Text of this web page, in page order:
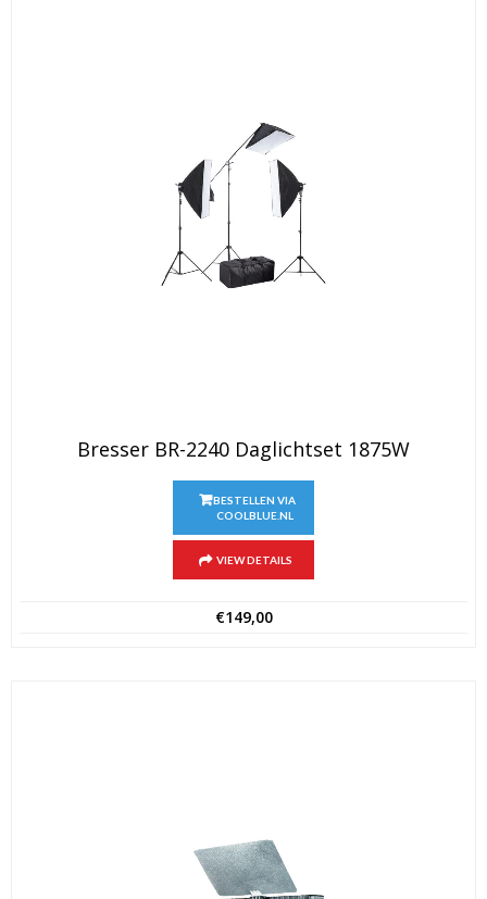
Bresser BR-2240 Daglichtset 1875W
BESTELLEN VIA
COOLBLUE.NL
VIEW DETAILS
€149,00